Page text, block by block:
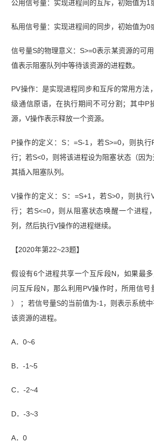
公用信号量：实现进程间的互斥，初始值为1
私用信号量：实现进程间的同步，初始值为0
信号量S的物理意义：S>=0表示某资源的可
值表示阻塞队列中等待该资源的进程数。
PV操作：是实现进程同步和互斥的常用方法
级通信原语，在执行期间不可分割；其中P
源，V操作表示释放一个资源。
P操作的定义：S：=S-1，若S>=0，则执
行；若S<0，则将该进程设为阻塞状态（因
其插入阻塞队列。
V操作的定义：S：=S+1，若S>0，则执行
行；若S<=0，则从阻塞状态唤醒一个进程
列，然后执行V操作的进程继续。
【2020年第22~23题】
假设有6个进程共享一个互斥段N，如果最
问互斥段N，那么利用PV操作时，所用信号
） ；若信号量S的当前值为-1，则表示系统
该资源的进程。
A．0~6
B．-1~5
C．-2~4
D．-3~3
A．0